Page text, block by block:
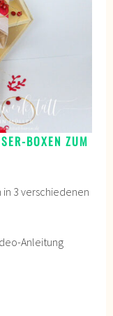
BOXEN ZUM
in 3 verschiedenen
Anleitung